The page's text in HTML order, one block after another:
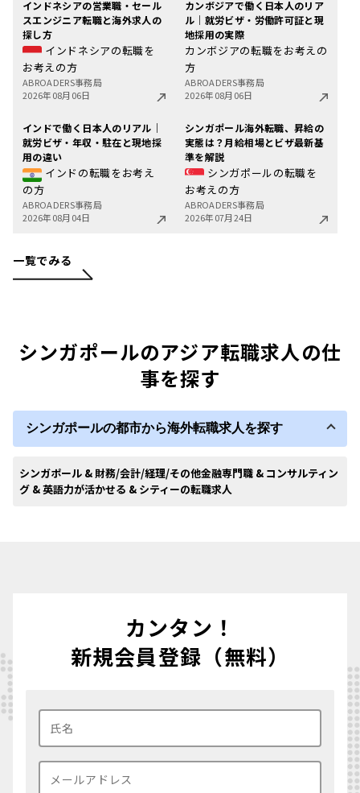
インドネシアの営業職・セール
スエンジニア転職と海外求人の
探し方
インドネシアの転職を
お考えの方
ABROADERS事務局
2026年08月06日
カンボジアで働く日本人のリア
ル｜就労ビザ・労働許可証と現
地採用の実際
カンボジアの転職をお考えの
方
ABROADERS事務局
2026年08月06日
インドで働く日本人のリアル｜
就労ビザ・年収・駐在と現地採
用の違い
インドの転職をお考え
の方
ABROADERS事務局
2026年08月04日
シンガポール海外転職、昇給の
実態は？月給相場とビザ最新基
準を解説
シンガポールの転職を
お考えの方
ABROADERS事務局
2026年07月24日
一覧でみる
シンガポールのアジア転職求人の仕
事を探す
シンガポールの都市から海外転職求人を探す
シンガポール & 財務/会計/経理/その他金融専門職 & コンサルティン
グ & 英語力が活かせる & シティーの転職求人
カンタン！
新規会員登録（無料）